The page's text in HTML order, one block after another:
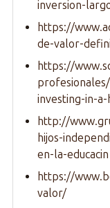
inversion-
https://
de-valor-
https://
investing-in-
http://
hijos-
en-la-educacin
https://
valor/